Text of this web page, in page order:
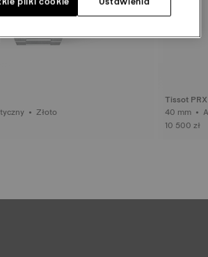
40 mm • Automatyczny • Złoto
Tissot PRX
10 500 zł